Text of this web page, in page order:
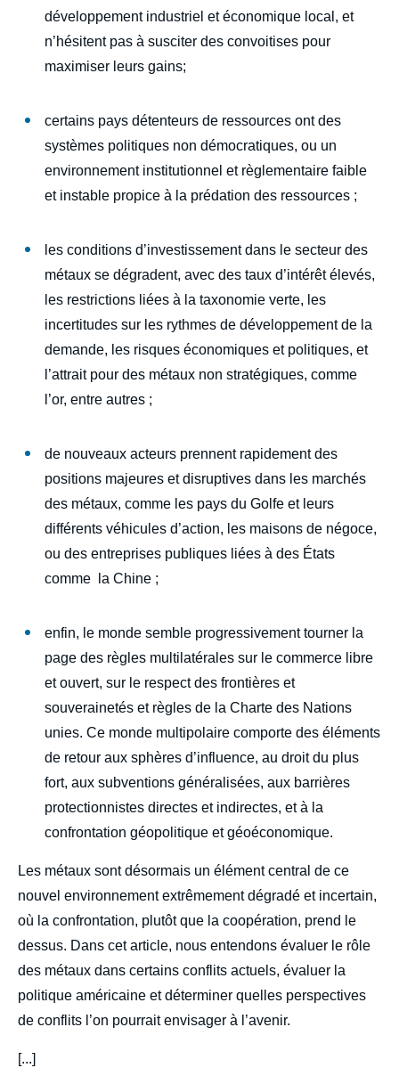
développement industriel et économique local, et
n’hésitent pas à susciter des convoitises pour
maximiser leurs gains;
certains pays détenteurs de ressources ont des
systèmes politiques non démocratiques, ou un
environnement institutionnel et règlementaire faible
et instable propice à la prédation des ressources ;
les conditions d’investissement dans le secteur des
métaux se dégradent, avec des taux d’intérêt élevés,
les restrictions liées à la taxonomie verte, les
incertitudes sur les rythmes de développement de la
demande, les risques économiques et politiques, et
l’attrait pour des métaux non stratégiques, comme
l’or, entre autres ;
de nouveaux acteurs prennent rapidement des
positions majeures et disruptives dans les marchés
des métaux, comme les pays du Golfe et leurs
différents véhicules d’action, les maisons de négoce,
ou des entreprises publiques liées à des États
comme la Chine ;
enfin, le monde semble progressivement tourner la
page des règles multilatérales sur le commerce libre
et ouvert, sur le respect des frontières et
souverainetés et règles de la Charte des Nations
unies. Ce monde multipolaire comporte des éléments
de retour aux sphères d’influence, au droit du plus
fort, aux subventions généralisées, aux barrières
protectionnistes directes et indirectes, et à la
confrontation géopolitique et géoéconomique.
Les métaux sont désormais un élément central de ce
nouvel environnement extrêmement dégradé et incertain,
où la confrontation, plutôt que la coopération, prend le
dessus. Dans cet article, nous entendons évaluer le rôle
des métaux dans certains conflits actuels, évaluer la
politique américaine et déterminer quelles perspectives
de conflits l’on pourrait envisager à l’avenir.
[...]
Image
de
couverture
publication
Marc-Antoine EYL-MAZZEGA, « Le rôle de
2025.
Copier